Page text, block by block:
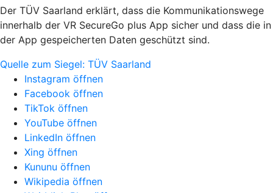
Der TÜV Saarland erklärt, dass die Kommunikationswege
innerhalb der VR SecureGo plus App sicher und dass die in
der App gespeicherten Daten geschützt sind.
Quelle zum Siegel: TÜV Saarland
Instagram öffnen
Facebook öffnen
TikTok öffnen
YouTube öffnen
LinkedIn öffnen
Xing öffnen
Kununu öffnen
Wikipedia öffnen